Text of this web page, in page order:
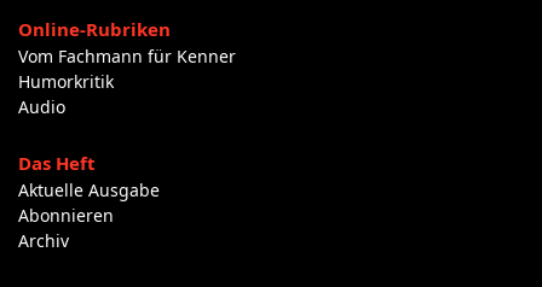
Online-Rubriken
Vom Fachmann für Kenner
Humorkritik
Audio
Das Heft
Aktuelle Ausgabe
Abonnieren
Archiv